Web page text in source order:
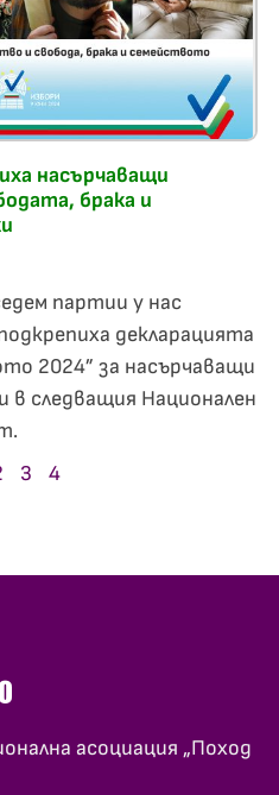
насърчаващи
брака и
партии у нас
декларацията
2024” за насърчаващи
следващия Национален
3 4
асоциация „Поход